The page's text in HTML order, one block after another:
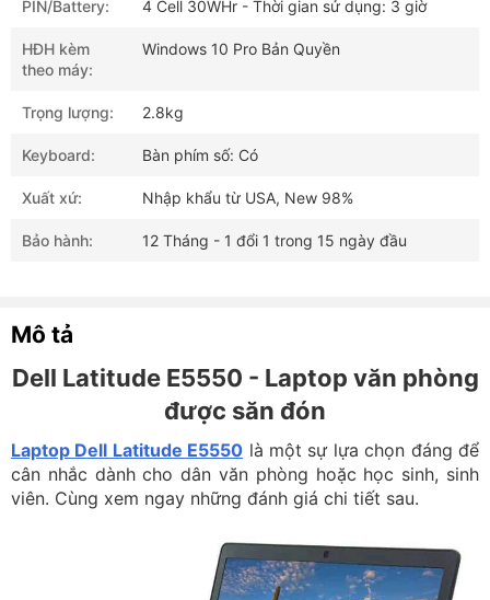
Mô tả
Dell Latitude E5550 - Laptop văn phòng
được săn đón
Laptop Dell Latitude E5550 là một sự lựa chọn đáng để
cân nhắc dành cho dân văn phòng hoặc học sinh, sinh
viên. Cùng xem ngay những đánh giá chi tiết sau.
PIN/Battery: 4 Cell 30WHr - Thời gian sử dụng: 3 giờ
HĐH kèm
theo máy:
Windows 10 Pro Bản Quyền
Trọng lượng: 2.8kg
Keyboard: Bàn phím số: Có
Xuất xứ: Nhập khẩu từ USA, New 98%
Bảo hành: 12 Tháng - 1 đổi 1 trong 15 ngày đầu